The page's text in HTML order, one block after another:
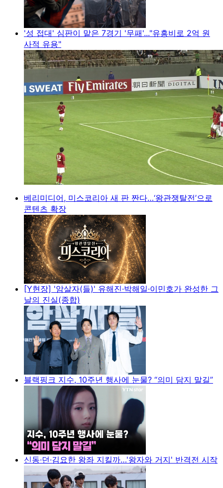
'성 접대' 심판이 맡은 7경기 '무패'..."유흥비로 2억 원
사적 유용"
베리미디어, 미스코리아 새 판 짠다…‘왕관쟁탈전’으로
콘텐츠 확장
[Y현장] '암살자(들)' 유해진·박해일·이민호가 완성한 그
날의 진실(종합)
블랙핑크 지수, 10주년 행사에 눈물? “의미 담지 말길”
신동·던·김요한 왕좌 지킬까…'왕자와 거지' 반격전 시작